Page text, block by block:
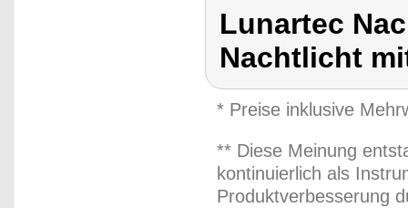
Lunartec
Nachtlicht
* Preise inklusive
** Diese Meinung
kontinuierlich als
Produktverbesserung